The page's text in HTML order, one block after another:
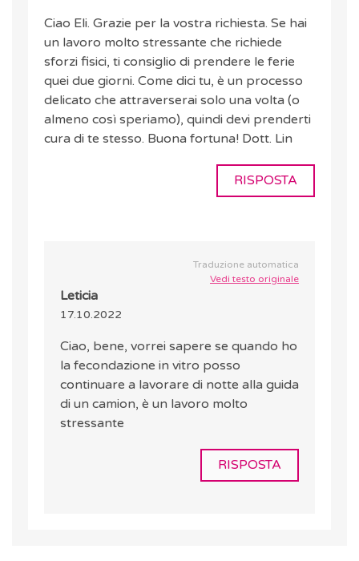
Ciao Eli. Grazie per la vostra richiesta. Se hai
un lavoro molto stressante che richiede
sforzi fisici, ti consiglio di prendere le ferie
quei due giorni. Come dici tu, è un processo
delicato che attraverserai solo una volta (o
almeno così speriamo), quindi devi prenderti
cura di te stesso. Buona fortuna! Dott. Lin
RISPOSTA
Traduzione automatica
Vedi testo originale
Leticia
17.10.2022
Ciao, bene, vorrei sapere se quando ho
la fecondazione in vitro posso
continuare a lavorare di notte alla guida
di un camion, è un lavoro molto
stressante
RISPOSTA